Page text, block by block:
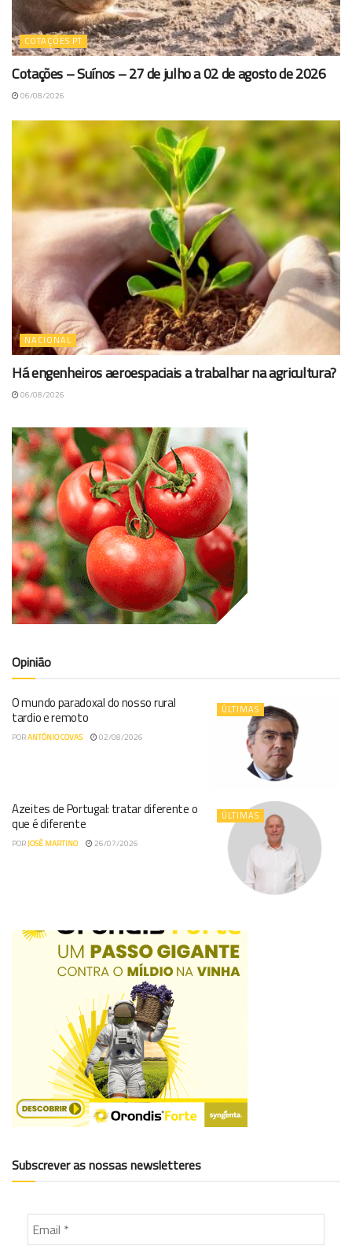
COTAÇÕES PT
Cotações – Suínos – 27 de julho a 02 de agosto de 2026
06/08/2026
NACIONAL
Há engenheiros aeroespaciais a trabalhar na agricultura?
06/08/2026
Opinião
ÚLTIMAS
O mundo paradoxal do nosso rural
tardio e remoto
PORANTÓNIO COVAS 02/08/2026
ÚLTIMAS
Azeites de Portugal: tratar diferente o
que é diferente
PORJOSÉ MARTINO 26/07/2026
Subscrever as nossas newsletteres